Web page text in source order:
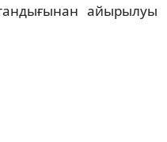
айырылуы